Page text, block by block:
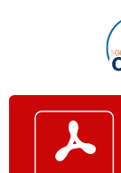
Passer au contenu